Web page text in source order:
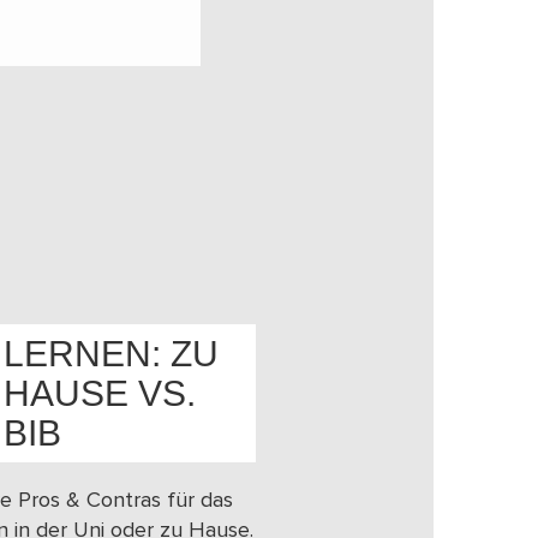
LERNEN: ZU
HAUSE VS.
BIB
Pros & Contras für das
in der Uni oder zu Hause.